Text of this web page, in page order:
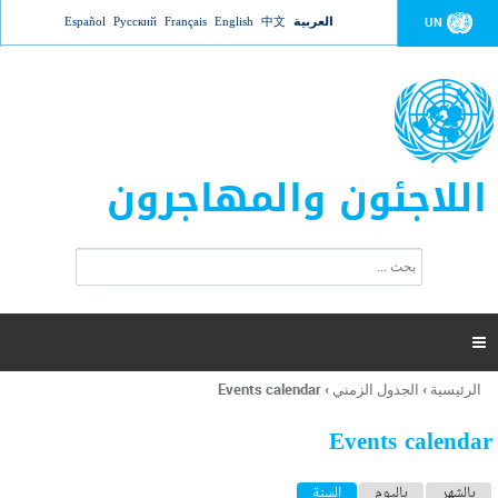
Jump to navigation UN العربية 中文
English
Français
Русский
Español
اللاجئون والمهاجرون
ت
ر
ل
ح
ب

أنت
هنا
الرئيسية › الجدول الزمني ›
Events calendar
Events calendar